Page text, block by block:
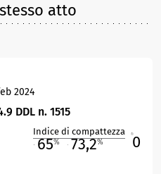
atto
2024
DDL n. 1515
Indice di compattezza
65% 73,2% 0